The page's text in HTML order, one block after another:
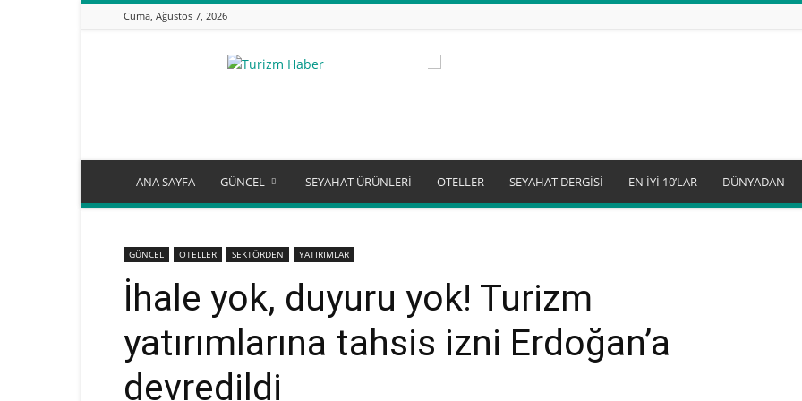
Cuma, Ağustos 7, 2026
Turizm
ANA SAYFA GÜNCEL SEYAHAT ÜRÜNLERİ OTELLER SEYAHAT DERGİSİ EN İYİ 10’LAR DÜNYADAN
GÜNCEL OTELLER SEKTÖRDEN YATIRIMLAR
İhale yok, duyuru yok! Turizm
yatırımlarına tahsis izni Erdoğan’a
devredildi